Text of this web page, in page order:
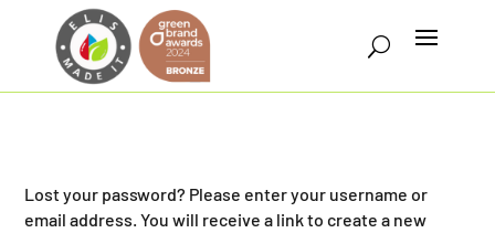
Lost your password? Please enter your username or
email address. You will receive a link to create a new